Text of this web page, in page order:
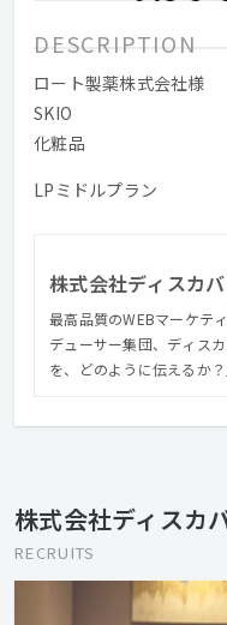
DESCRIPTION
ロート製薬株式会社様
SKIO
化粧品
LPミドルプラン
株式会社ディスカ
最高品質のWEBマーケテ
デューサー集団、ディス
を、どのように伝えるか
し、人々の生活を安心で
株式会社ディスカ
RECRUITS